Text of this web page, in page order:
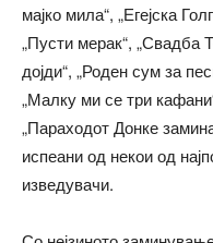
мајко мила“, „Егејска
„Пусти мерак“, „Свадба
дојди“, „Роден сум за
„Малку ми се три
„Параходот Донке
испеани од некои од
изведувачи.